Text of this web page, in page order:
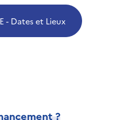
- Dates et Lieux
?